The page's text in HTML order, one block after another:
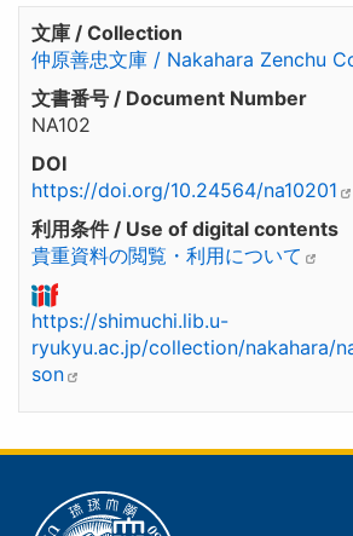
文庫 / Collection
仲原善忠文庫 / Nakahara Zenchu
文書番号 / Document Number
NA102
DOI
https://doi.org/10.24564/na10201
利用条件 / Use of digital contents
貴重資料の閲覧・利用について
https://shimuchi.lib.u-
ryukyu.ac.jp/collection/nakahara/
son